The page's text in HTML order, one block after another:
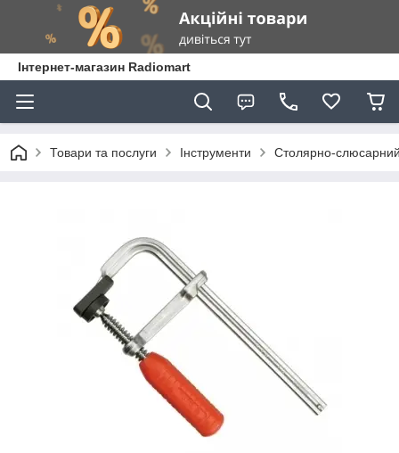
Інтернет-магазин Radiomart
Товари та послуги Інструменти Столярно-